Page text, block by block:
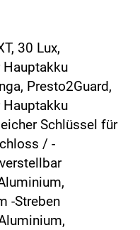
30 Lux,
Hauptakku
Presto2Guard,
Hauptakku
Schlüssel für
/ -
-Streben